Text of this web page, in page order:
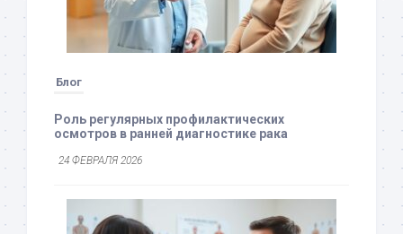
Блог
Роль регулярных профилактических
осмотров в ранней диагностике рака
24 ФЕВРАЛЯ 2026